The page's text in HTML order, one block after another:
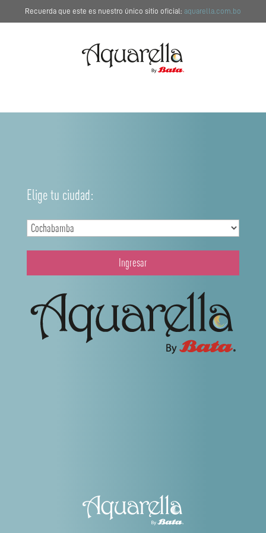
Recuerda que este es nuestro único sitio oficial: aquarella.com.bo
Elige tu ciudad:
Ingresar